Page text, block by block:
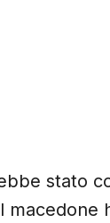
stato
macedone